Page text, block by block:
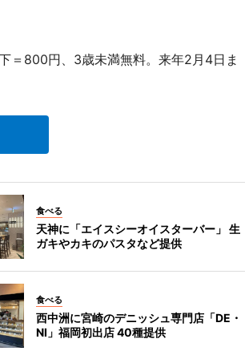
＝800円、3歳未満無料。来年2月4日ま
食べる
天神に「エイスシーオイスターバー」 生
ガキやカキのパスタなど提供
食べる
西中洲に宮崎のデニッシュ専門店「DE・
NI」福岡初出店 40種提供